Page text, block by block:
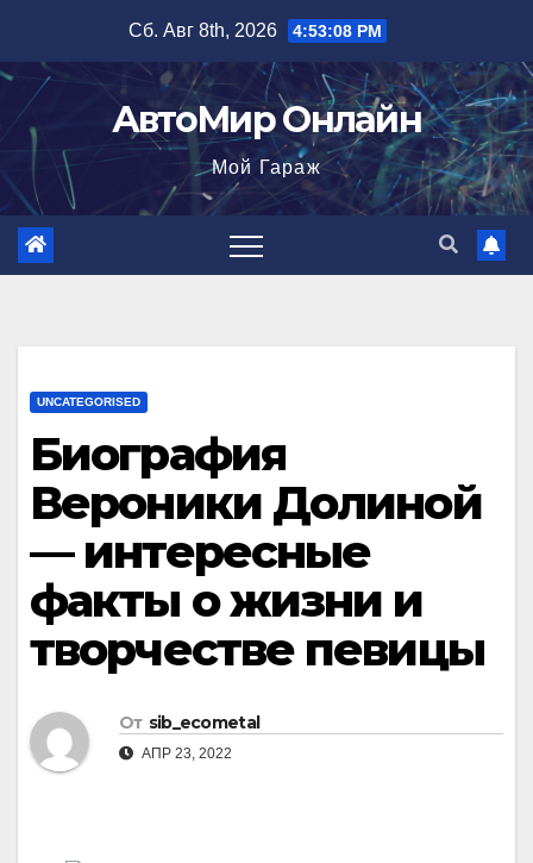
содержимому
Сб. Авг 8th, 2026 4:53:09 PM
АвтоМир Онлайн
Мой Гараж
UNCATEGORISED
Биография
Вероники Долиной
— интересные
факты о жизни и
творчестве певицы
От sib_ecometal
АПР 23, 2022